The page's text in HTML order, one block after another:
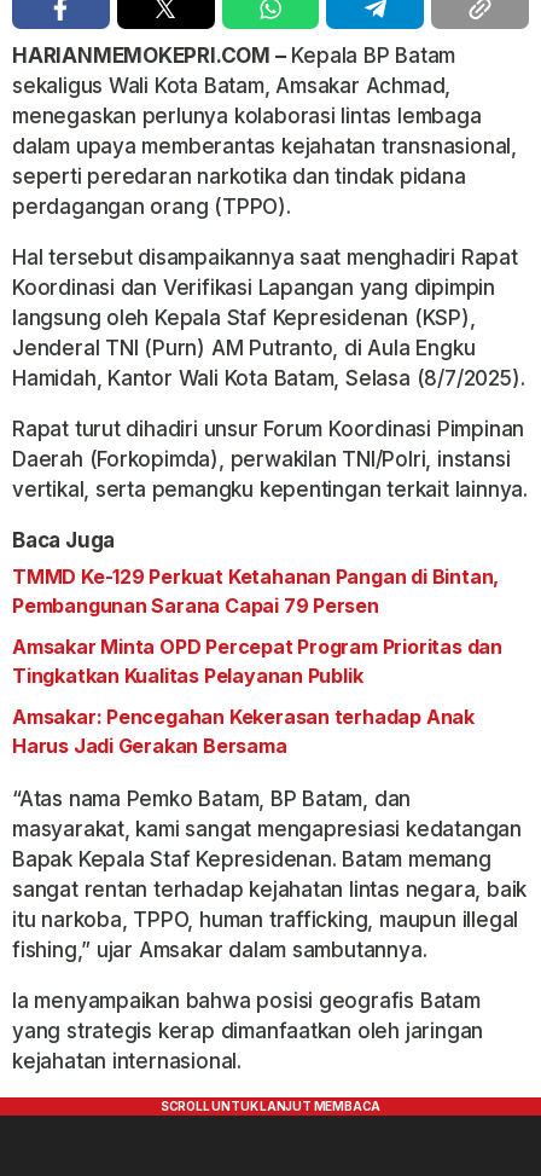
HARIANMEMOKEPRI.COM –Kepala BP Batam
sekaligus Wali Kota Batam, Amsakar Achmad,
menegaskan perlunya kolaborasi lintas lembaga
dalam upaya memberantas kejahatan transnasional,
seperti peredaran narkotika dan tindak pidana
perdagangan orang (TPPO).
Hal tersebut disampaikannya saat menghadiri Rapat
Koordinasi dan Verifikasi Lapangan yang dipimpin
langsung oleh Kepala Staf Kepresidenan (KSP),
Jenderal TNI (Purn) AM Putranto, di Aula Engku
Hamidah, Kantor Wali Kota Batam, Selasa (8/7/2025).
Rapat turut dihadiri unsur Forum Koordinasi Pimpinan
Daerah (Forkopimda), perwakilan TNI/Polri, instansi
vertikal, serta pemangku kepentingan terkait lainnya.
Baca Juga
TMMD Ke-129 Perkuat Ketahanan Pangan di Bintan,
Pembangunan Sarana Capai 79 Persen
Amsakar Minta OPD Percepat Program Prioritas dan
Tingkatkan Kualitas Pelayanan Publik
Amsakar: Pencegahan Kekerasan terhadap Anak
Harus Jadi Gerakan Bersama
“Atas nama Pemko Batam, BP Batam, dan
masyarakat, kami sangat mengapresiasi kedatangan
Bapak Kepala Staf Kepresidenan. Batam memang
sangat rentan terhadap kejahatan lintas negara, baik
itu narkoba, TPPO, human trafficking, maupun illegal
fishing,” ujar Amsakar dalam sambutannya.
Ia menyampaikan bahwa posisi geografis Batam
yang strategis kerap dimanfaatkan oleh jaringan
kejahatan internasional.